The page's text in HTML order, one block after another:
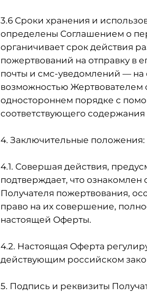
3.6 Сроки хранения и
определены Соглашением о
органичивает срок действия
пожертвований на отправку в
почты и смс-уведомлений — на
возможностью Жертвователем
одностороннем порядке с
соответствующего
4. Заключительные положения:
4.1. Совершая действия,
подтверждает, что
Получателя пожертвования,
право на их совершение,
настоящей Оферты.
4.2. Настоящая Оферта
действующим российском
5. Подпись и реквизиты